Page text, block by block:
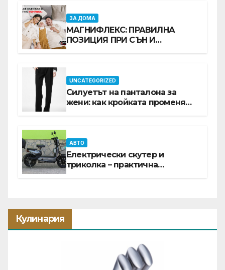
ЗА ДОМА
МАГНИФЛЕКС: ПРАВИЛНА
ПОЗИЦИЯ ПРИ СЪН И
UNCATEGORIZED
Силуетът на панталона за
жени: как кройката променя
АВТО
Електрически скутер и
триколка – практична
Кулинария